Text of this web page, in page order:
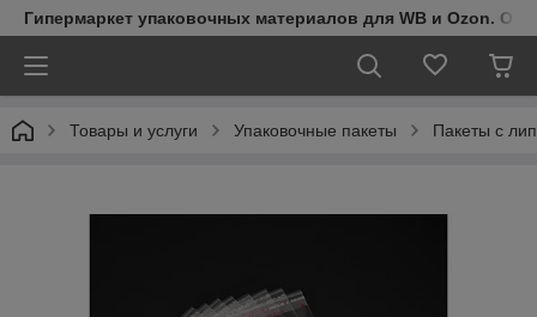
Гипермаркет упаковочных материалов для WB и Ozon.
Товары и услуги Упаковочные пакеты Пакеты с